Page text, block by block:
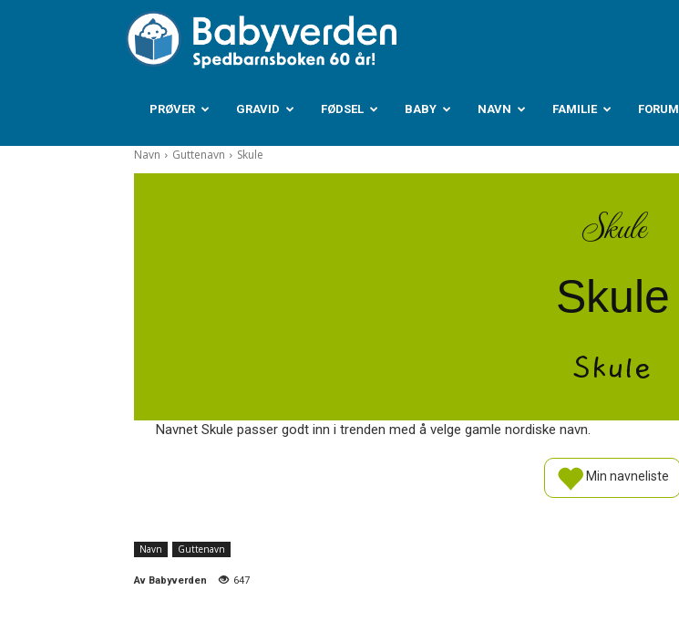
Babyverden.no
PRØVER GRAVID FØDSEL BABY NAVN FAMILIE FORUM
Navn Guttenavn Skule
Skule
Skule
Skule
Navnet Skule passer godt inn i trenden med å velge gamle nordiske navn.
Min navneliste
Navn Guttenavn
Av Babyverden 647